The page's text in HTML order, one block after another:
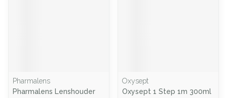
Pharmalens
Pharmalens Lenshouder
Oxysept
Oxysept 1 Step 1m 300ml